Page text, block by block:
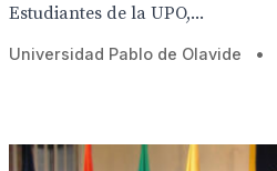
Estudiantes de la UPO,...
Universidad Pablo de Olavide •